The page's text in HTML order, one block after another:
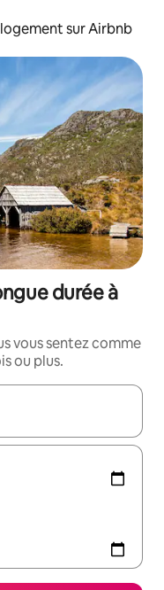
sur Airbnb
durée à
vous sentez comme
ou plus.
les flèches vers le